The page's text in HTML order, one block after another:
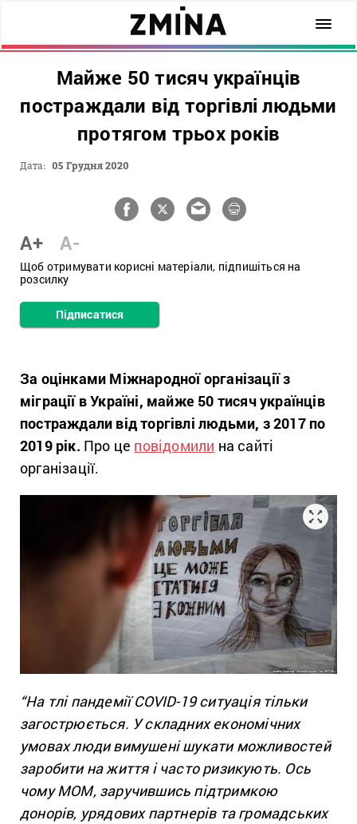
Майже 50 тисяч українців
постраждали від торгівлі людьми
протягом трьох років
Дата: 05 Грудня 2020
A+ A-
Щоб отримувати корисні матеріали, підпишіться на
розсилку
Підписатися
За оцінками Міжнародної організації з
міграції в Україні, майже 50 тисяч українців
постраждали від торгівлі людьми, з 2017 по
2019 рік. Про це повідомили на сайті
організації.
“На тлі пандемії COVID-19 ситуація тільки
загострюється. У складних економічних
умовах люди вимушені шукати можливостей
заробити на життя і часто ризикують. Ось
чому МОМ, заручившись підтримкою
донорів, урядових партнерів та громадських